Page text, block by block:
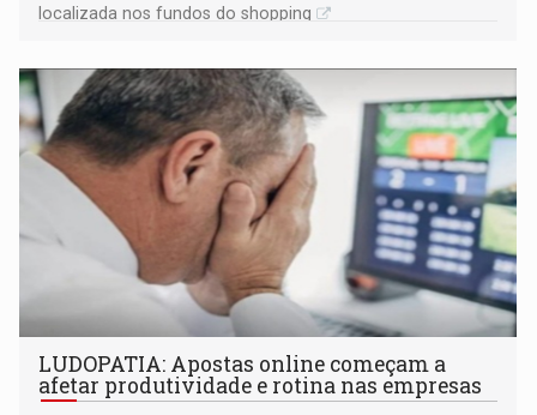
localizada nos fundos do shopping
LUDOPATIA: Apostas online começam a
afetar produtividade e rotina nas empresas